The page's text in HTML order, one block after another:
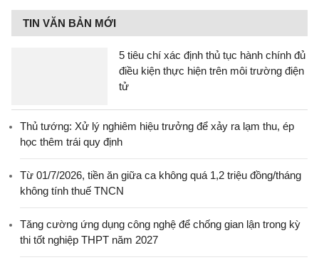
TIN VĂN BẢN MỚI
5 tiêu chí xác định thủ tục hành chính đủ
điều kiện thực hiện trên môi trường điện
tử
Thủ tướng: Xử lý nghiêm hiệu trưởng để xảy ra lạm thu, ép
học thêm trái quy định
Từ 01/7/2026, tiền ăn giữa ca không quá 1,2 triệu đồng/tháng
không tính thuế TNCN
Tăng cường ứng dụng công nghệ để chống gian lận trong kỳ
thi tốt nghiệp THPT năm 2027